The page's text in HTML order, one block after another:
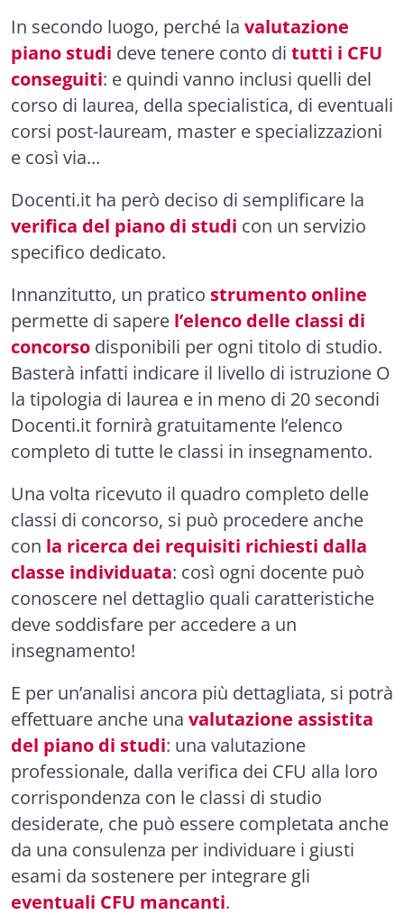
In secondo luogo, perché la valutazione
piano studi deve tenere conto di tutti i CFU
conseguiti: e quindi vanno inclusi quelli del
corso di laurea, della specialistica, di eventuali
corsi post-lauream, master e specializzazioni
e così via...
Docenti.it ha però deciso di semplificare la
verifica del piano di studi con un servizio
specifico dedicato.
Innanzitutto, un pratico strumento online
permette di sapere l’elenco delle classi di
concorso disponibili per ogni titolo di studio.
Basterà infatti indicare il livello di istruzione O
la tipologia di laurea e in meno di 20 secondi
Docenti.it fornirà gratuitamente l’elenco
completo di tutte le classi in insegnamento.
Una volta ricevuto il quadro completo delle
classi di concorso, si può procedere anche
con la ricerca dei requisiti richiesti dalla
classe individuata: così ogni docente può
conoscere nel dettaglio quali caratteristiche
deve soddisfare per accedere a un
insegnamento!
E per un’analisi ancora più dettagliata, si potrà
effettuare anche una valutazione assistita
del piano di studi: una valutazione
professionale, dalla verifica dei CFU alla loro
corrispondenza con le classi di studio
desiderate, che può essere completata anche
da una consulenza per individuare i giusti
esami da sostenere per integrare gli
eventuali CFU mancanti.